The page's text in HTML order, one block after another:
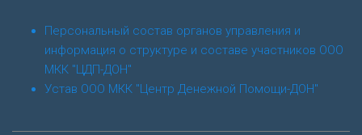
Персональный состав органов управления и
информация о структуре и составе участников ООО
МКК "ЦДП-ДОН"
Устав ООО МКК "Центр Денежной Помощи-ДОН"